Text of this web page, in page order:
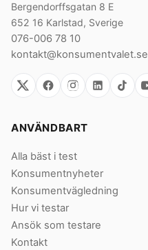
Bergendorffsgatan 8 E
652 16 Karlstad, Sverige
076-006 78 10
kontakt@konsumentvalet.se
ANVÄNDBART
Alla bäst i test
Konsumentnyheter
Konsumentvägledning
Hur vi testar
Ansök som testare
Kontakt